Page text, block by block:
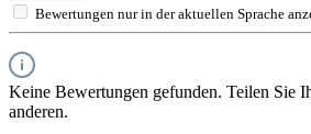
Bewertungen nur in der aktuellen Sprache
Keine Bewertungen gefunden. Teilen Sie
anderen.